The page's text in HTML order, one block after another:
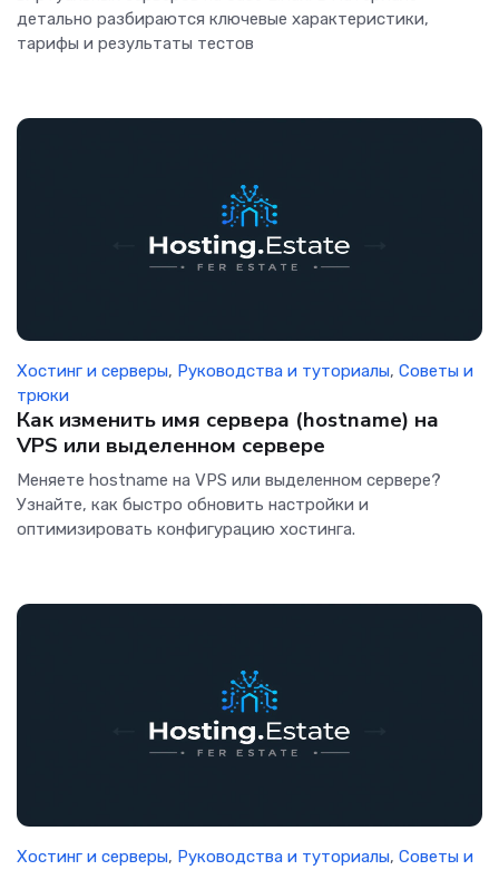
детально разбираются ключевые характеристики,
тарифы и результаты тестов
Хостинг и серверы, Руководства и туториалы, Советы и
трюки
Как изменить имя сервера (hostname) на
VPS или выделенном сервере
Меняете hostname на VPS или выделенном сервере?
Узнайте, как быстро обновить настройки и
оптимизировать конфигурацию хостинга.
Хостинг и серверы, Руководства и туториалы, Советы и